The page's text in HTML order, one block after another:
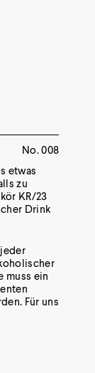
No. 008
etwas
zu
KR/23
Drink
muss ein
Für uns